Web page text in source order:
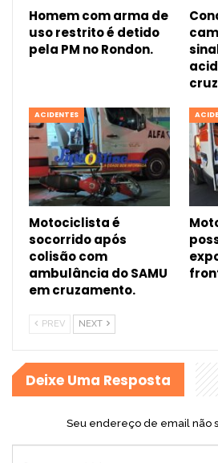
Homem com arma de
uso restrito é detido
pela PM no Rondon.
ACIDENTES
Motociclista é
socorrido após
colisão com
ambulância do SAMU
em cruzamento.
PREV NEXT
Deixe Uma Resposta
Seu endereço de email não